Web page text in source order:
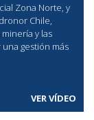
Zona Norte, y
Chile,
y las
gestión más
VER VÍDEO